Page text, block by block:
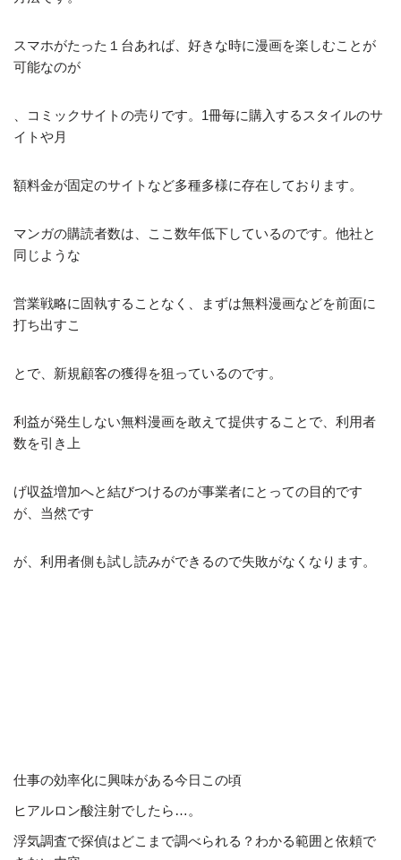
スマホがたった１台あれば、好きな時に漫画を楽しむことが
可能なのが
、コミックサイトの売りです。1冊毎に購入するスタイルのサ
イトや月
額料金が固定のサイトなど多種多様に存在しております。
マンガの購読者数は、ここ数年低下しているのです。他社と
同じような
営業戦略に固執することなく、まずは無料漫画などを前面に
打ち出すこ
とで、新規顧客の獲得を狙っているのです。
利益が発生しない無料漫画を敢えて提供することで、利用者
数を引き上
げ収益増加へと結びつけるのが事業者にとっての目的です
が、当然です
が、利用者側も試し読みができるので失敗がなくなります。
仕事の効率化に興味がある今日この頃
ヒアルロン酸注射でしたら…。
浮気調査で探偵はどこまで調べられる？わかる範囲と依頼で